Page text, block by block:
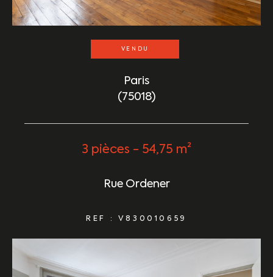
VENDU
Paris
(75018)
3 pièces - 54,75 m²
Rue Ordener
REF : V830010659